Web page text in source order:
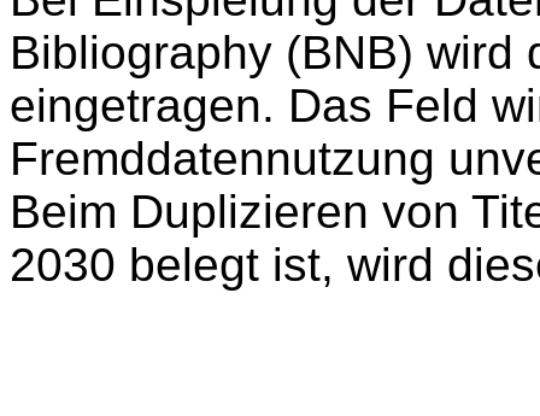
Bibliography (BNB) wird
eingetragen. Das Feld
Fremddatennutzung
Beim Duplizieren von
2030 belegt ist, wird